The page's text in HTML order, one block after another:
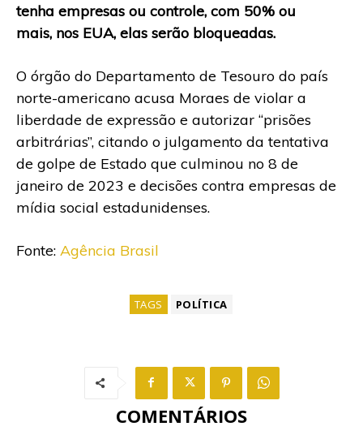
tenha empresas ou controle, com 50% ou
mais, nos EUA, elas serão bloqueadas.
O órgão do Departamento de Tesouro do país
norte-americano acusa Moraes de violar a
liberdade de expressão e autorizar “prisões
arbitrárias”, citando o julgamento da tentativa
de golpe de Estado que culminou no 8 de
janeiro de 2023 e decisões contra empresas de
mídia social estadunidenses.
Fonte: Agência Brasil
TAGS POLÍTICA
COMENTÁRIOS